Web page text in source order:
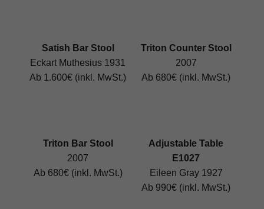
Satish Bar Stool
Eckart Muthesius 1931
Ab 1.600€ (inkl. MwSt.)
Triton Counter Stool
2007
Ab 680€ (inkl. MwSt.)
Triton Bar Stool
2007
Ab 680€ (inkl. MwSt.)
Adjustable Table
E1027
Eileen Gray 1927
Ab 990€ (inkl. MwSt.)